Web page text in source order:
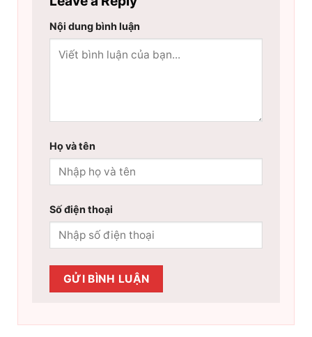
Nội dung bình luận
Họ và tên
Số điện thoại